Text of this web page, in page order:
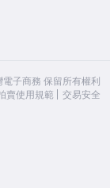
電子商務 保留所有權利
賣使用規範 交易安全